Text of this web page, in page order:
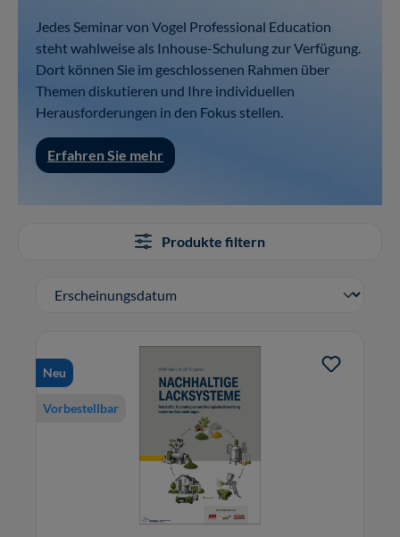
Jedes Seminar von Vogel Professional Education
steht wahlweise als Inhouse-Schulung zur Verfügung.
Dort können Sie im geschlossenen Rahmen über
Themen diskutieren und Ihre individuellen
Herausforderungen in den Fokus stellen.
Erfahren Sie mehr
Produkte filtern
Neu
Vorbestellbar